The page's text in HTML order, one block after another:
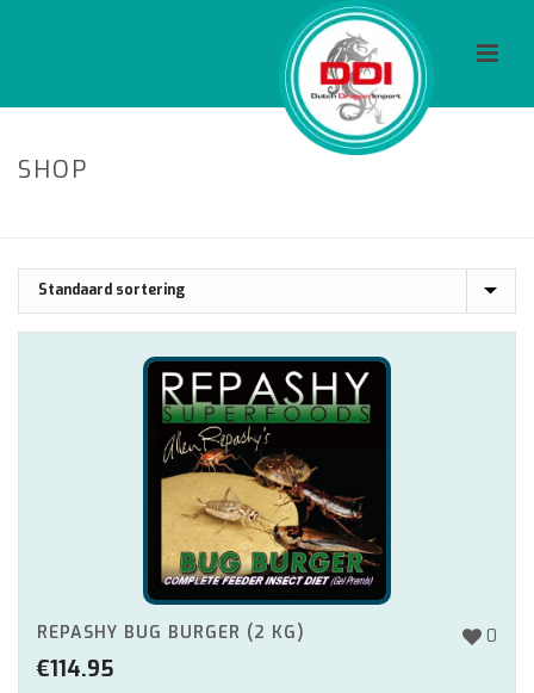
SHOP
0
REPASHY BUG BURGER (2 KG)
€114.95